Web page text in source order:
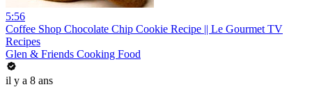
5:56
Coffee Shop Chocolate Chip Cookie Recipe || Le Gourmet TV
Recipes
Glen & Friends Cooking Food
il y a 8 ans